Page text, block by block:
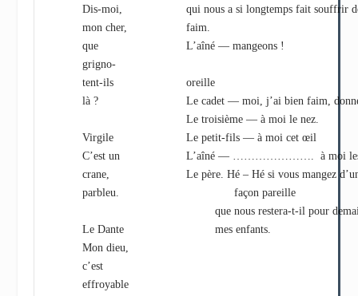
Dis-moi,
mon cher,
que
grigno-
tent-ils
là ?
Virgile
C’est un
crane,
parbleu.
Le Dante
Mon dieu,
c’est
effroyable
qui nous a si longtemps fait souffrir
faim.
L’aîné — mangeons !
oreille
Le cadet — moi, j’ai bien faim,
Le troisième — à moi le nez.
Le petit-fils — à moi cet œil
L’aîné — …………………. à moi les
Le père. Hé – Hé si vous mangez
façon pareille
que nous restera-t-il pour
mes enfants.